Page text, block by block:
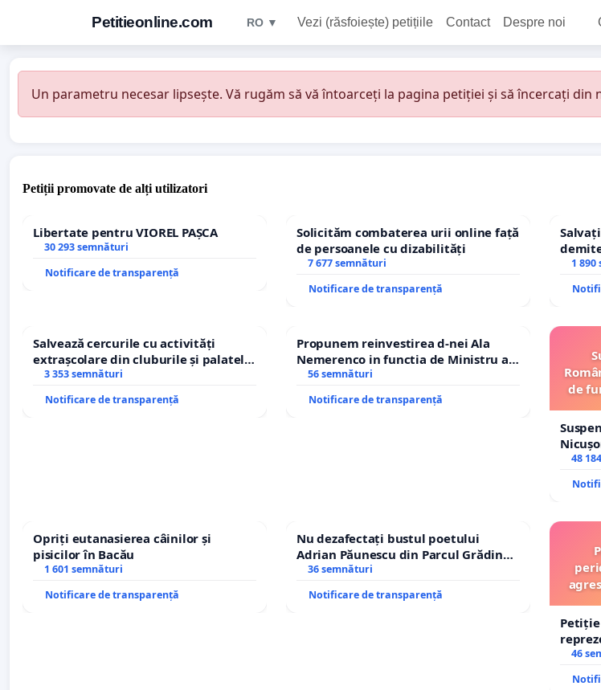
Petitieonline.com RO ▼ Vezi (răsfoiește) petițiile Contact Despre noi
Un parametru necesar lipsește. Vă rugăm să vă întoarceți la pagina petiției și să încercați din
Petiții promovate de alți utilizatori
Libertate pentru VIOREL PAȘCA
30 293 semnături
Notificare de transparență
Solicităm combaterea urii online față
de persoanele cu dizabilități
7 677 semnături
Notificare de transparență
1
Salvează cercurile cu activități
extrașcolare din cluburile și palatele
copiilor
3 353 semnături
Notificare de transparență
Propunem reinvestirea d-nei Ala
Nemerenco in functia de Ministru al
Sanatatii
56 semnături
Notificare de transparență
de
și48
Opriți eutanasierea câinilor și
pisicilor în Bacău
1 601 semnături
Notificare de transparență
Nu dezafectați bustul poetului
Adrian Păunescu din Parcul Grădina
Icoanei! Stop cenzurii culturale!
36 semnături
Notificare de transparență
46